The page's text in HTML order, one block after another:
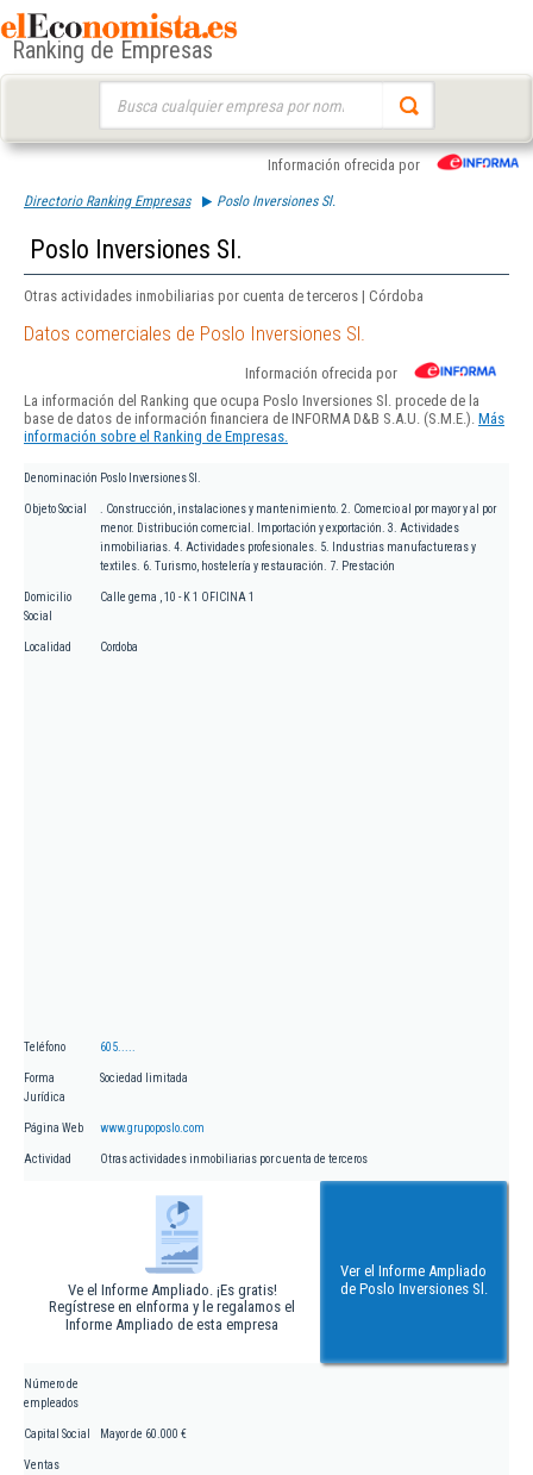
Ranking de Empresas
Información ofrecida por
Directorio Ranking Empresas Poslo Inversiones Sl.
Poslo Inversiones Sl.
Otras actividades inmobiliarias por cuenta de terceros | Córdoba
Datos comerciales de Poslo Inversiones Sl.
Información ofrecida por
La información del Ranking que ocupa Poslo Inversiones Sl. procede de la
base de datos de información financiera de INFORMA D&B S.A.U. (S.M.E.). Más
información sobre el Ranking de Empresas.
Denominación Poslo Inversiones Sl.
Objeto Social
. Construcción, instalaciones y mantenimiento. 2. Comercio al por mayor y al por
menor. Distribución comercial. Importación y exportación. 3. Actividades
inmobiliarias. 4. Actividades profesionales. 5. Industrias manufactureras y
textiles. 6. Turismo, hostelería y restauración. 7. Prestación
Domicilio
Social
Calle gema , 10 - K 1 OFICINA 1
Localidad Cordoba
Teléfono 605.....
Forma
Jurídica
Sociedad limitada
Página Web www.grupoposlo.com
Actividad Otras actividades inmobiliarias por cuenta de terceros
Ve el Informe Ampliado. ¡Es gratis!
Regístrese en eInforma y le regalamos el
Informe Ampliado de esta empresa
Ver el Informe Ampliado
de Poslo Inversiones Sl.
Número de
empleados
Capital Social Mayor de 60.000 €
Ventas